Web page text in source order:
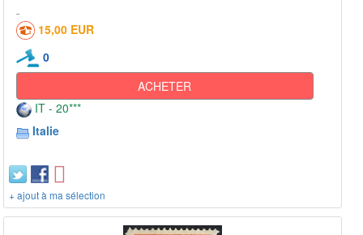
15,00 EUR
0
ACHETER
IT - 20***
Italie
+ ajout à ma sélection